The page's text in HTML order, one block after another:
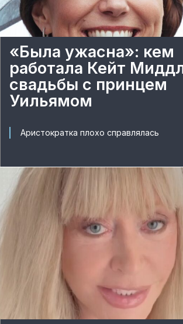
«Была ужасна»: кем
работала Кейт
свадьбы с принцем
Уильямом
Аристократка плохо справлялась